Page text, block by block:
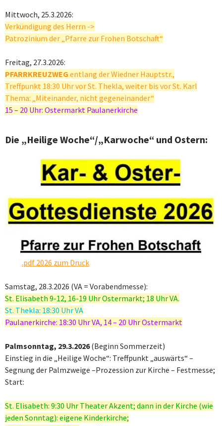
Mittwoch, 25.3.2026:
Verkündigung des Herrn ->
Patrozinium der „Pfarre zur Frohen Botschaft“
Freitag, 27.3.2026:
PFARRKREUZWEG entlang der Wiedner Hauptstr.,
Treffpunkt 18:30 Uhr vor St. Thekla, weiter bis vor St. Karl
Thema: „Miteinander, nicht gegeneinander“
15 – 20 Uhr: Ostermarkt Paulanerkirche
Die „Heilige Woche“/„Karwoche“ und Ostern:
.pdf 2026 zum Druck
Samstag, 28.3.2026 (VA = Vorabendmesse):
St. Elisabeth 9-12, 16-19 Uhr Ostermarkt; 18 Uhr VA.
St. Thekla: 18:30 Uhr VA
Paulanerkirche: 18:30 Uhr VA, 14 – 20 Uhr Ostermarkt
Palmsonntag, 29.3.2026(Beginn Sommerzeit)
Einstieg in die „Heilige Woche“: Treffpunkt „auswärts“ –
Segnung der Palmzweige –Prozession zur Kirche – Festmesse;
Start:
St. Elisabeth: 9:30 Uhr Theater Akzent; dann in der Kirche (wie
jeden Sonntag): eigene Kinderkirche;